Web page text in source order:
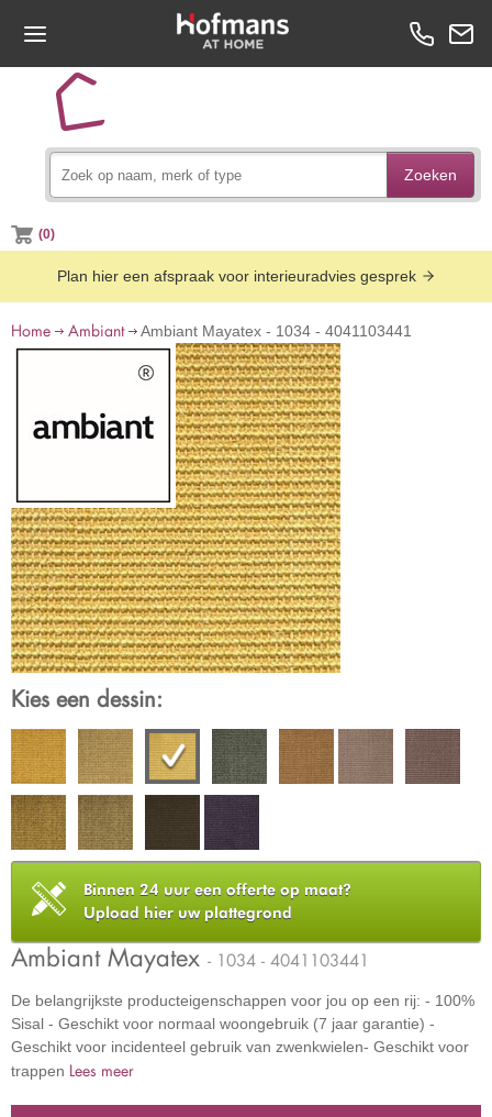
Zoeken
(0)
Plan hier een afspraak voor interieuradvies gesprek
Home Ambiant Ambiant Mayatex - 1034 - 4041103441
Kies een dessin:
Binnen 24 uur een offerte op maat?
Upload hier uw plattegrond
Ambiant Mayatex - 1034 - 4041103441
De belangrijkste producteigenschappen voor jou op een rij: - 100%
Sisal - Geschikt voor normaal woongebruik (7 jaar garantie) -
Geschikt voor incidenteel gebruik van zwenkwielen- Geschikt voor
trappen Lees meer